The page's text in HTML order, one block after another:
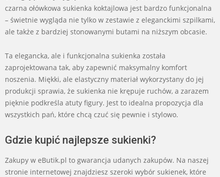
czarna ołówkowa sukienka koktajlowa jest bardzo funkcjonalna
– świetnie wygląda nie tylko w zestawie z eleganckimi szpilkami,
ale także z bardziej stonowanymi butami na niższym obcasie.
Ta elegancka, ale i funkcjonalna sukienka została
zaprojektowana tak, aby zapewnić maksymalny komfort
noszenia. Miękki, ale elastyczny materiał wykorzystany do jej
produkcji sprawia, że sukienka nie krępuje ruchów, a zarazem
pięknie podkreśla atuty figury. Jest to idealna propozycja dla
wszystkich pań, które chcą czuć się pewnie i stylowo.
Gdzie kupić najlepsze sukienki?
Zakupy w eButik.pl to gwarancja udanych zakupów. Na naszej
stronie internetowej znajdziesz szeroki wybór sukienek, które